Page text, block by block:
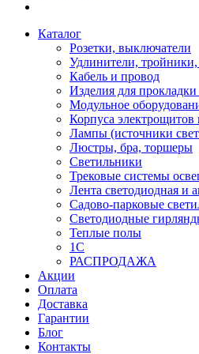
Каталог
Розетки, выключатели
Удлинители,
Кабель и провод
Изделия для
Модульное
Корпуса
Лампы (источники
Люстры, бра, торшеры
Светильники
Трековые системы
Лента светодиодная и
Садово-парковые
Светодиодные
Теплые полы
1С
РАСПРОДАЖА
Акции
Оплата
Доставка
Гарантии
Блог
Контакты